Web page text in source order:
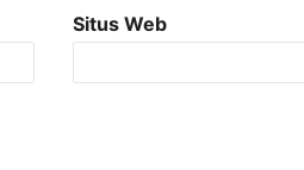
Situs Web